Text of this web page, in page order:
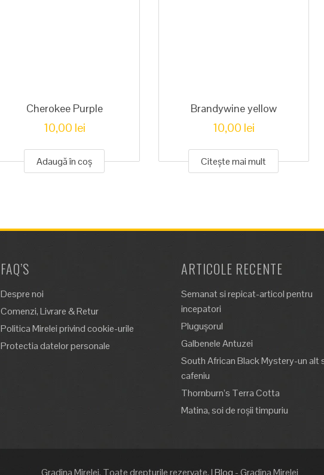
Cherokee Purple
10,00 lei
Adaugă în coș
Brandywine yellow
10,00 lei
Citește mai mult
FAQ’S
Despre noi
Comenzi, Livrare & Retur
Politica Mirelei privind cookie-urile
Protectia datelor personale
ARTICOLE RECENTE
Semanat si repicat-articol pentru
incepatori
Plugușorul
Galbenele Antuzei
South African Black Mystery-un alt
cafeniu
Thornburn’s Terra Cotta
Matina, soi de roșii timpuriu
Gradina Mirelei. Toate drepturile rezervate.|Blog - Gradina Mirelei